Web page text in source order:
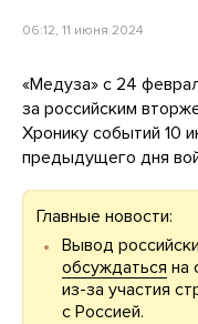
06:12, 11 июня 2024
«Медуза» с 24
за российским
Хронику событий 10
предыдущего дня
Главные новости:
Вывод
обсуждаться на
из-за участия
с Россией.